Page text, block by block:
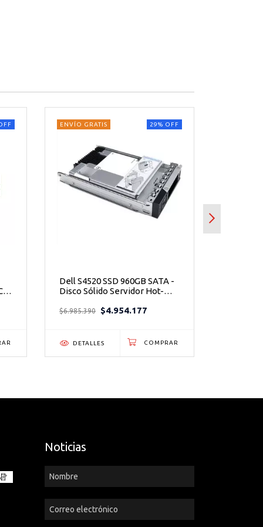
29% OFF
ENVÍO GRATIS
Dell S4520 SSD 960GB SATA -
Disco Sólido Servidor Hot-
$6.985.390 $4.954.177
DETALLES
Noticias